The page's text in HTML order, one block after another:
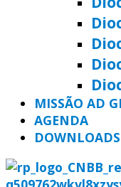
MISSÃO AD
AGENDA
DOWNLOADS